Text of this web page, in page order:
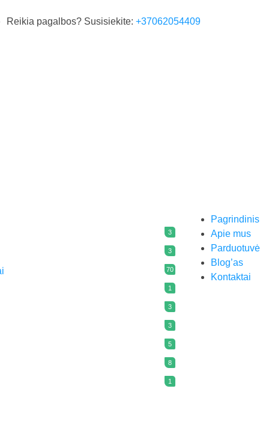
Reikia pagalbos? Susisiekite: +37062054409
3
3
70
1
3
3
5
8
1
Pagrindinis
Apie mus
Parduotuvė
Blog’as
Kontaktai